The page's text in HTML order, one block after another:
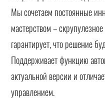
Мы сочетаем постоянные
мастерством –
гарантирует, что решение
Поддерживает функцию
актуальной версии и
управлением.